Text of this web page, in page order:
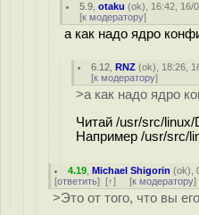
5.9 ,otaku (ok), 16:42, 16/
[к модератору]
а как надо ядро
6.12 ,RNZ (ok), 18:26,
[к модератору]
>а как надо ядро
Читай /usr/src/linux/
Например /usr/src/
4.19 ,Michael Shigorin (ok),
[ответить] [↑] [к модератору]
>Это от того, что вы